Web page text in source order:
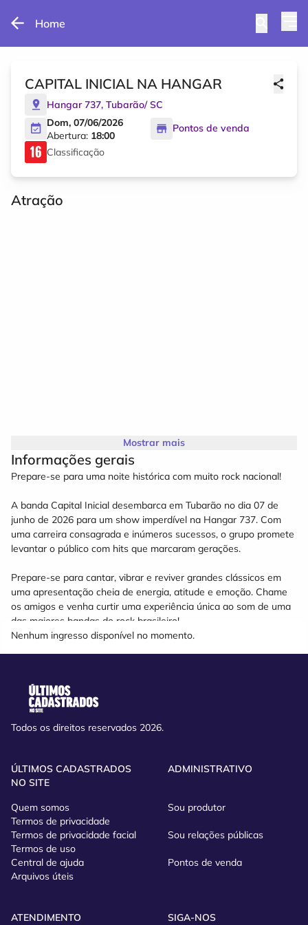
Home
CAPITAL INICIAL NA HANGAR
Hangar 737, Tubarão/SC
Dom, 07/06/2026
Abertura: 18:00
Pontos de venda
Classificação
Atração
Mostrar mais
Informações gerais
Prepare-se para uma noite histórica com muito rock nacional!
A banda Capital Inicial desembarca em Tubarão no dia 07 de
junho de 2026 para um show imperdível na Hangar 737. Com
uma carreira consagrada e inúmeros sucessos, o grupo promete
levantar o público com hits que marcaram gerações.
Prepare-se para cantar, vibrar e reviver grandes clássicos em
uma apresentação cheia de energia, atitude e emoção. Chame
os amigos e venha curtir uma experiência única ao som de uma
das maiores bandas do rock brasileiro!
Nenhum ingresso disponível no momento.
Todos os direitos reservados 2026.
ÚLTIMOS CADASTRADOS
NO SITE
Quem somos
Termos de privacidade
Termos de privacidade facial
Termos de uso
Central de ajuda
Arquivos úteis
ADMINISTRATIVO
Sou produtor
Sou relações públicas
Pontos de venda
ATENDIMENTO SIGA-NOS